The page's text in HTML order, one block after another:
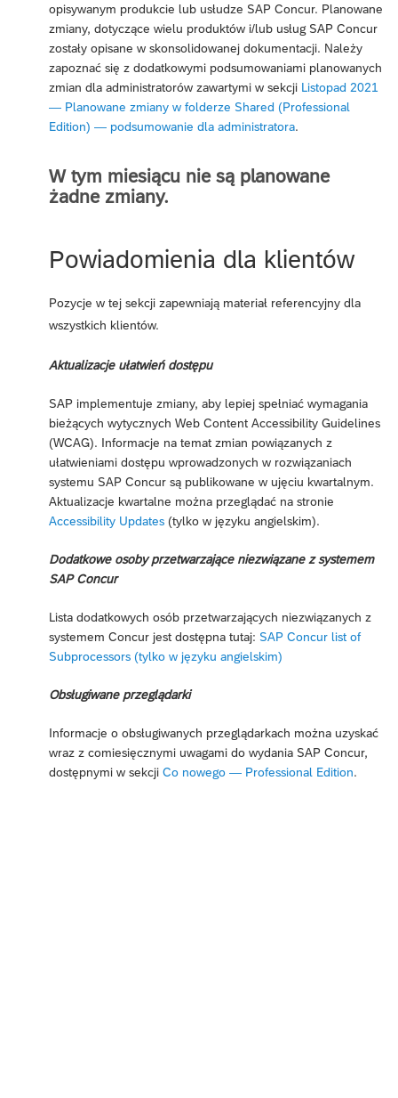
opisywanym produkcie lub usłudze SAP Concur. Planowane
zmiany, dotyczące wielu produktów i/lub usług SAP Concur
zostały opisane w skonsolidowanej dokumentacji. Należy
zapoznać się z dodatkowymi podsumowaniami planowanych
zmian dla administratorów zawartymi w sekcji Listopad 2021
— Planowane zmiany w folderze Shared (Professional
Edition) — podsumowanie dla administratora.
W tym miesiącu nie są planowane
żadne zmiany.
Powiadomienia dla klientów
Pozycje w tej sekcji zapewniają materiał referencyjny dla
wszystkich klientów.
Aktualizacje ułatwień dostępu
SAP implementuje zmiany, aby lepiej spełniać wymagania
bieżących wytycznych Web Content Accessibility Guidelines
(WCAG). Informacje na temat zmian powiązanych z
ułatwieniami dostępu wprowadzonych w rozwiązaniach
systemu SAP Concur są publikowane w ujęciu kwartalnym.
Aktualizacje kwartalne można przeglądać na stronie
Accessibility Updates (tylko w języku angielskim).
Dodatkowe osoby przetwarzające niezwiązane z systemem
SAP Concur
Lista dodatkowych osób przetwarzających niezwiązanych z
systemem Concur jest dostępna tutaj: SAP Concur list of
Subprocessors (tylko w języku angielskim)
Obsługiwane przeglądarki
Informacje o obsługiwanych przeglądarkach można uzyskać
wraz z comiesięcznymi uwagami do wydania SAP Concur,
dostępnymi w sekcji Co nowego — Professional Edition.